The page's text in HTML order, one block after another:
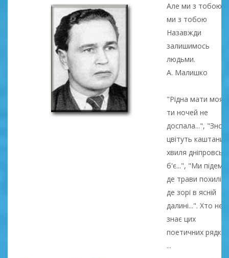
Але ми з тобою,
ми з тобою
Назавжди
залишимось
людьми.
А. Малишко
"Рідна мати моя,
ти ночей не
доспала...",
цвітуть каштани,
хвиля
б'є...", "Ми підем,
де трави похилі,
де зорі в ясній
далині...". Хто не
знає цих
поетичних рядків
...